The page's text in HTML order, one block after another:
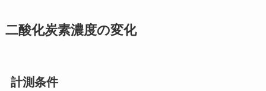
二酸化炭素濃度の変化
計測条件